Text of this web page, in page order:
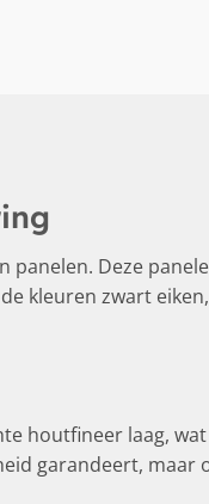
Deze
zwart
houtfineer laag,
garandeert,